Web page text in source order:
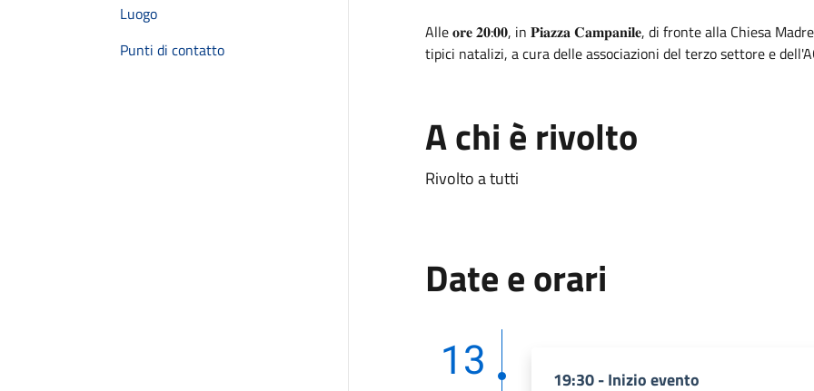
Luogo
Punti di contatto
Alle 𝐨𝐫𝐞 𝟐𝟎:𝟎𝟎, in 𝐏𝐢𝐚𝐳𝐳𝐚 𝐂𝐚𝐦𝐩𝐚𝐧𝐢𝐥𝐞, di fronte alla Chiesa
tipici natalizi, a cura delle associazioni del terzo settore e
A chi è rivolto
Rivolto a tutti
Date e orari
13 19:30 - Inizio evento